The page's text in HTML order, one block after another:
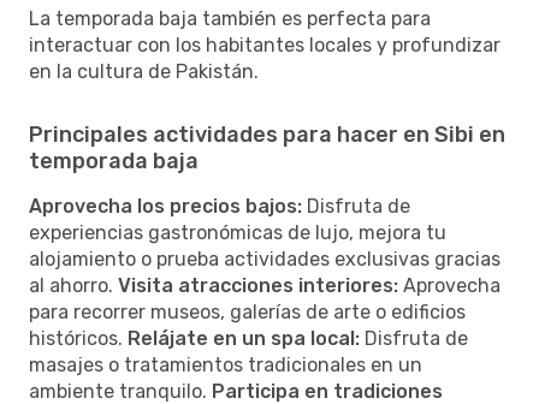
La temporada baja también es perfecta para
interactuar con los habitantes locales y profundizar
en la cultura de Pakistán.
Principales actividades para hacer en Sibi en
temporada baja
Aprovecha los precios bajos: Disfruta de
experiencias gastronómicas de lujo, mejora tu
alojamiento o prueba actividades exclusivas gracias
al ahorro. Visita atracciones interiores: Aprovecha
para recorrer museos, galerías de arte o edificios
históricos. Relájate en un spa local: Disfruta de
masajes o tratamientos tradicionales en un
ambiente tranquilo. Participa en tradiciones